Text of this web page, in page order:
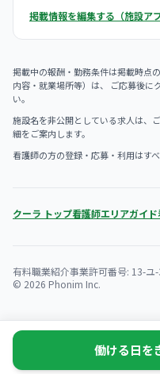
掲載情報を編集する（施設ア
掲載中の報酬・勤務条件は掲載時点
内容・就業場所等）は、 ご応募後に
い。
施設名を非公開としている求人は、
細をご案内します。
看護師の方の登録・応募・利用はすべ
クーラ トップ看護師エリアガイド
有料職業紹介事業許可番号: 13-ユ
© 2026 Phonim Inc.
働ける日を